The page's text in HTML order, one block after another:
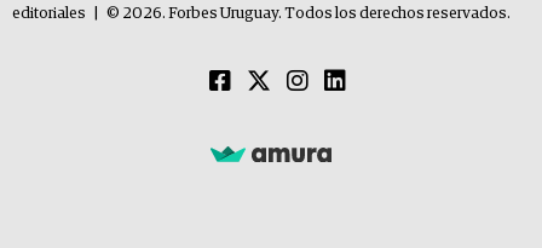
editoriales
© 2026. Forbes Uruguay. Todos los derechos reservados.